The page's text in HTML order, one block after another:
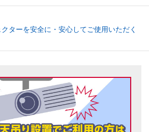
ターを安全に・安心してご使用いただく